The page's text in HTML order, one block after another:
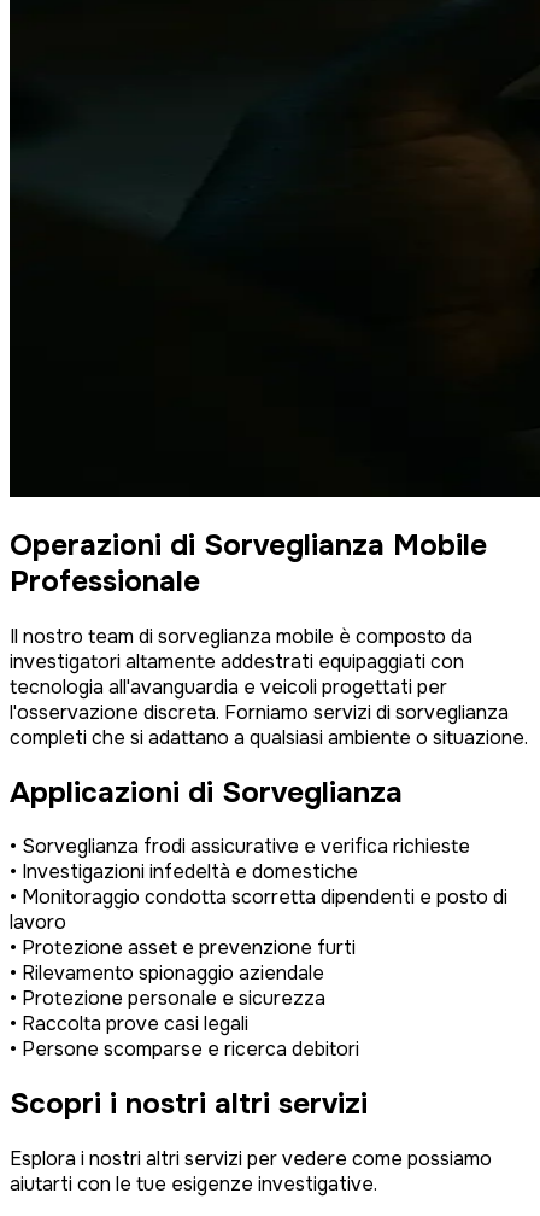
Operazioni di Sorveglianza Mobile
Professionale
Il nostro team di sorveglianza mobile è composto da
investigatori altamente addestrati equipaggiati con
tecnologia all'avanguardia e veicoli progettati per
l'osservazione discreta. Forniamo servizi di sorveglianza
completi che si adattano a qualsiasi ambiente o situazione.
Applicazioni di Sorveglianza
• Sorveglianza frodi assicurative e verifica richieste
• Investigazioni infedeltà e domestiche
• Monitoraggio condotta scorretta dipendenti e posto di
lavoro
• Protezione asset e prevenzione furti
• Rilevamento spionaggio aziendale
• Protezione personale e sicurezza
• Raccolta prove casi legali
• Persone scomparse e ricerca debitori
Scopri i nostri altri servizi
Esplora i nostri altri servizi per vedere come possiamo
aiutarti con le tue esigenze investigative.